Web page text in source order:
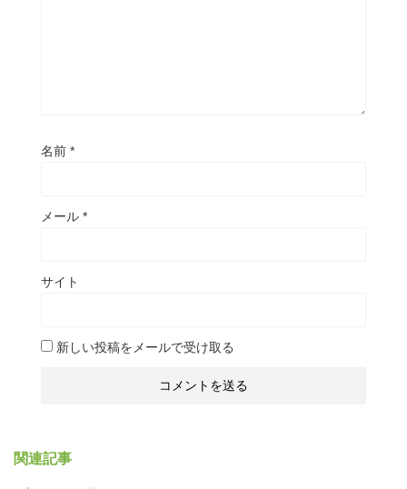
名前 *
メール *
サイト
新しい投稿をメールで受け取る
関連記事